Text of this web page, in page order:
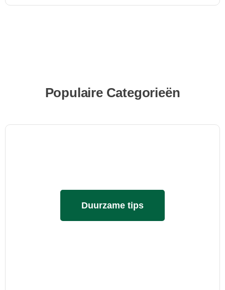
Populaire Categorieën
Duurzame tips